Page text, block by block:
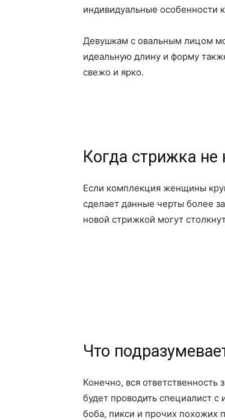
индивидуальные особенности
Девушкам с овальным лицом
идеальную длину и форму
свежо и ярко.
Когда стрижка не
Если комплекция женщины
сделает данные черты более
новой стрижкой могут
Что
Конечно, вся
будет проводить специалист
боба, пикси и прочих похожих